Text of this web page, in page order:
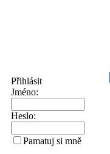
Přihlásit
Jméno:
Heslo:
Pamatuj si mně